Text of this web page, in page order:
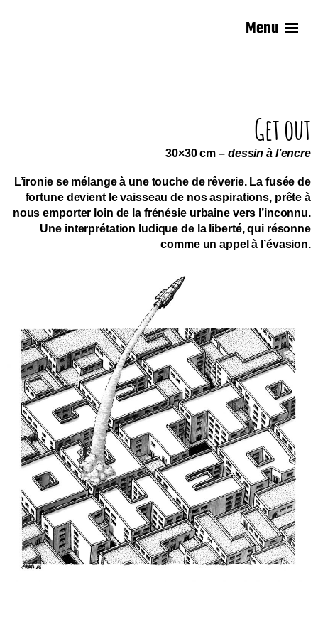
Menu
Get out
30×30 cm – dessin à l’encre
L’ironie se mélange à une touche de rêverie. La fusée de
fortune devient le vaisseau de nos aspirations, prête à
nous emporter loin de la frénésie urbaine vers l’inconnu.
Une interprétation ludique de la liberté, qui résonne
comme un appel à l’évasion.